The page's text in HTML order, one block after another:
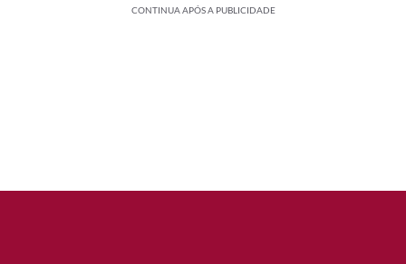
CONTINUA APÓS A PUBLICIDADE